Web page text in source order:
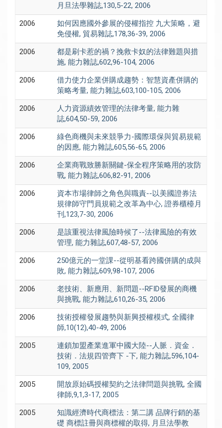
月旦法學雜誌,130,5-22, 2006
2006
如何因應國外參展的侵權指控 九大策略，避
免侵權, 貿易雜誌,178,36-39, 2006
2006
都是刷卡惹的禍？挽救卡奴的法律難題與措
施, 能力雜誌,602,96-104, 2006
2006
借力使力企業併購成趨勢：智慧資產併購的
策略考量, 能力雜誌,603,100-105, 2006
2006
人力資源績效管理的法律考量, 能力雜
誌,604,50-59, 2006
2006
綠色商機與未來競爭力-國際環保與貿易規範
的因應, 能力雜誌,605,56-65, 2006
2006
企業商戰致勝新關鍵-保全程序策略用的攻防
戰, 能力雜誌,606,82-91, 2006
2006
資本市場律師之角色與職責--以美國證券法
規律師守門員規範之改革為中心, 證券櫃檯月
刊,123,7-30, 2006
2006
是該重視法律風險時候了--法律風險的有效
管理, 能力雜誌,607,48-57, 2006
2006
250億元的一堂課--從明基看跨國併購的成與
敗, 能力雜誌,609,98-107, 2006
2006
老技術、新應用、新問題--RFID發展的商機
與挑戰, 能力雜誌,610,26-35, 2006
2006
技術授權發展趨勢與新興授權模式, 全國律
師,10(12),40-49, 2006
2005
連鎖加盟產業進軍中國大陸--人脈．資金．
技術．法規四管齊下 -下, 能力雜誌,596,104-
109, 2005
2005
開放原始碼授權契約之法律問題與挑戰, 全國
律師,9,1,3-17, 2005
2005
知識經濟時代商標法：第二講 品牌行銷的基
礎 商標註冊與商標權的取得, 月旦法學教